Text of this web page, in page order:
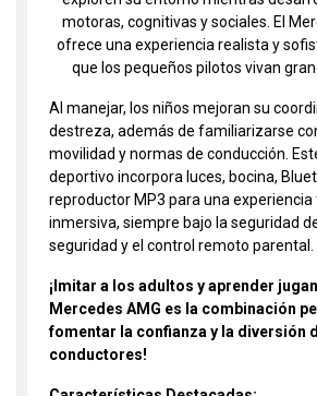
motoras, cognitivas y sociales. El
ofrece una experiencia realista y
que los pequeños pilotos vivan
Al manejar, los niños mejoran su
destreza, además de familiarizarse
movilidad y normas de conducción.
deportivo incorpora luces, bocina,
reproductor MP3 para una
inmersiva, siempre bajo la seguridad
seguridad y el control remoto parental.
¡Imitar a los adultos y aprender
Mercedes AMG es la combinación
fomentar la confianza y la diversión
conductores!